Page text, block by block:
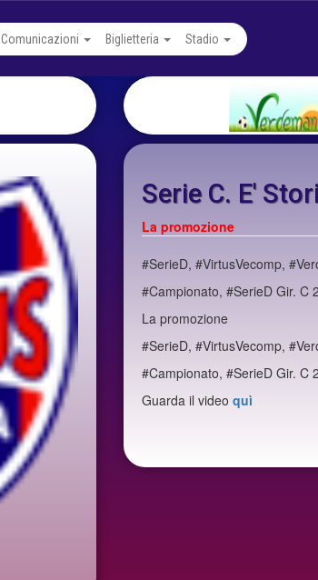
Comunicazioni Biglietteria Stadio
Serie C. E'
La promozione
#SerieD, #VirtusVecomp,
#Campionato, #SerieD Gir. C
La promozione
#SerieD, #VirtusVecomp,
#Campionato, #SerieD Gir. C
Guarda il video quì